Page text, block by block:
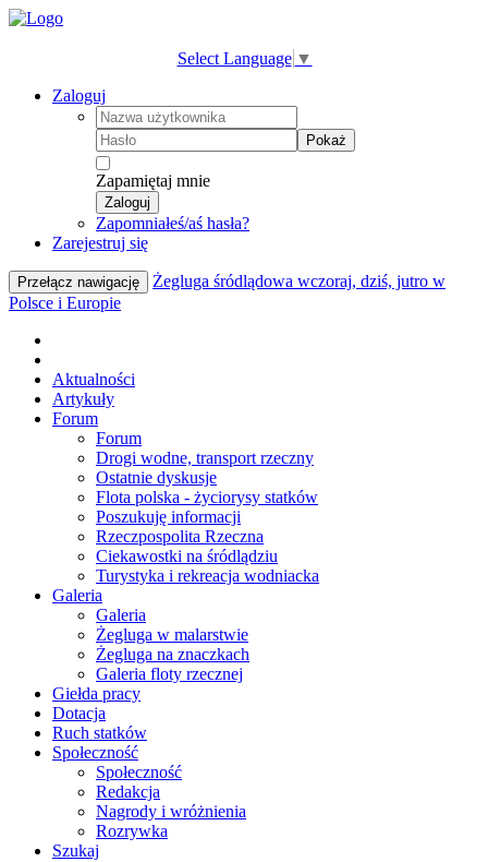
Select Language ▼
Zaloguj
Pokaż
Zapamiętaj mnie
Zaloguj
Zapomniałeś/aś hasła?
Zarejestruj się
Przełącz nawigację
Żegluga śródlądowa wczoraj, dziś, jutro w
Polsce i Europie
Aktualności
Artykuły
Forum
Forum
Drogi wodne, transport rzeczny
Ostatnie dyskusje
Flota polska - życiorysy statków
Poszukuję informacji
Rzeczpospolita Rzeczna
Ciekawostki na śródlądziu
Turystyka i rekreacja wodniacka
Galeria
Galeria
Żegluga w malarstwie
Żegluga na znaczkach
Galeria floty rzecznej
Giełda pracy
Dotacja
Ruch statków
Społeczność
Społeczność
Redakcja
Nagrody i wróżnienia
Rozrywka
Szukaj